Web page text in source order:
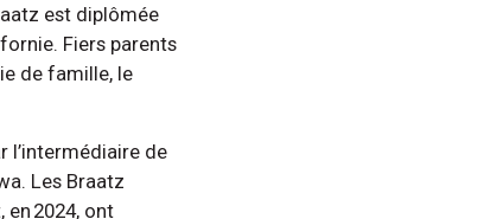
est diplômée
Fiers parents
de famille, le
l’intermédiaire de
Les Braatz
en 2024, ont